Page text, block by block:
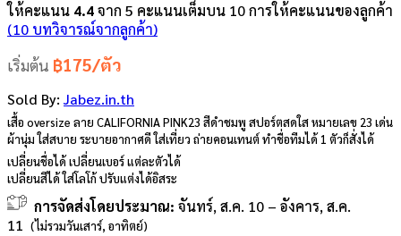
ให้คะแนน 4.4จาก 5 คะแนนเต็มบน 10การให้คะแนนของลูกค้า
(10 บทวิจารณ์จากลูกค้า)
เริ่มต้น ฿175/ตัว
Sold By: Jabez.in.th
เสื้อ oversize ลาย CALIFORNIA PINK23 สีดำชมพู สปอร์ตสดใส หมายเลข 23 เด่น
ผ้านุ่ม ใส่สบาย ระบายอากาศดี ใส่เที่ยว ถ่ายคอนเทนต์ ทำชื่อทีมได้ 1 ตัวก็สั่งได้
เปลี่ยนชื่อได้ เปลี่ยนเบอร์ แต่ละตัวได้
เปลี่ยนสีได้ ใส่โลโก้ ปรับแต่งได้อิสระ
การจัดส่งโดยประมาณ: จันทร์, ส.ค. 10 – อังคาร, ส.ค.
11 (ไม่รวมวันเสาร์, อาทิตย์)